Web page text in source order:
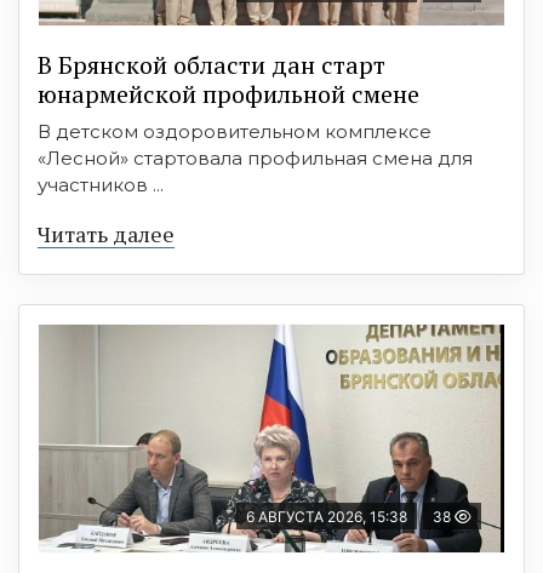
В Брянской области дан старт
юнармейской профильной смене
В детском оздоровительном комплексе
«Лесной» стартовала профильная смена для
участников ...
Читать далее
6 АВГУСТА 2026, 15:38 38